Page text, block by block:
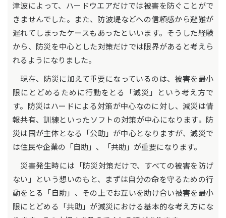
津波によって、ハードウエアだけでは被害を防ぐことがで
きませんでした。また、防波堤などへの信頼感から避難が
遅れてしまったケースもあったといいます。そうした経験
から、防災を中心とした対策だけでは限界があると考えら
れるようになりました。
現在、防災に加えて重要になっているのは、被害を最小
限にとどめるために行動をとる「減災」という考え方で
す。防災はハードによる対策が中心なのに対し、減災は情
報共有、訓練といったソフトの対策が中心になります。防
災は国が主体となる「公助」が中心となりますが、減災で
は住民や企業の「自助」、「共助」が重要になります。
災害発生時には「防災対策だけで、すべての被害を防げ
ない」という想いのもと、まずは自分の命を守るための行
動をとる「自助」、その上でお互いを助け合い被害を最小
限にとどめる「共助」が減災における基本的な考え方にな